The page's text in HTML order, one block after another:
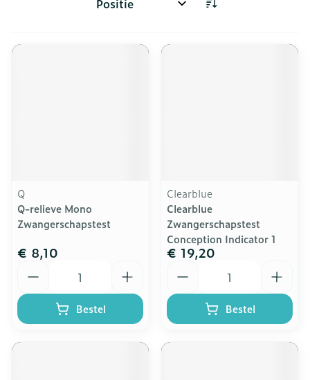
Sorteer op:
Q
Q-relieve Mono
Zwangerschapstest
€ 8,10
Bestel
Clearblue
Clearblue
Zwangerschapstest
Conception Indicator 1
€ 19,20
Bestel